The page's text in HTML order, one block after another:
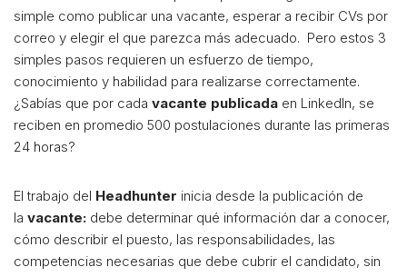
simple como publicar una vacante, esperar a recibir CVs por
correo y elegir el que parezca más adecuado. Pero estos 3
simples pasos requieren un esfuerzo de tiempo,
conocimiento y habilidad para realizarse correctamente.
¿Sabías que por cada vacante publicada en LinkedIn, se
reciben en promedio 500 postulaciones durante las primeras
24 horas?
El trabajo del Headhunter inicia desde la publicación de
la vacante: debe determinar qué información dar a conocer,
cómo describir el puesto, las responsabilidades, las
competencias necesarias que debe cubrir el candidato, sin